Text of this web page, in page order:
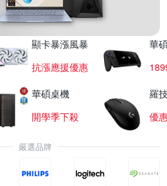
顯卡暴漲風暴
抗漲應援優惠
華
華碩桌機
開學季下殺
羅
優
嚴選品牌